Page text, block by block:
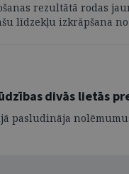
rezultātā rodas
līdzekļu izkrāpšana no
divās lietās
pasludināja